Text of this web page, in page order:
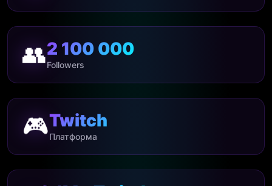
👥2 100 000
Followers
🎮Twitch
Платформа